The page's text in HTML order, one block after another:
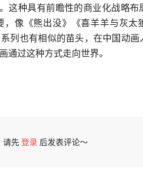
这种具有前瞻性的商业化战略
像《熊出没》《喜羊羊与灰太
列也有相似的苗头，在中国动画
通过这种方式走向世界。
请先登录 后发表评论～